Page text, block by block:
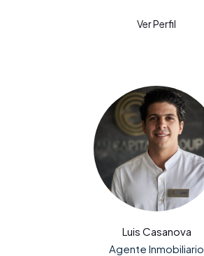
Luis Casanova
Agente Inmobiliario